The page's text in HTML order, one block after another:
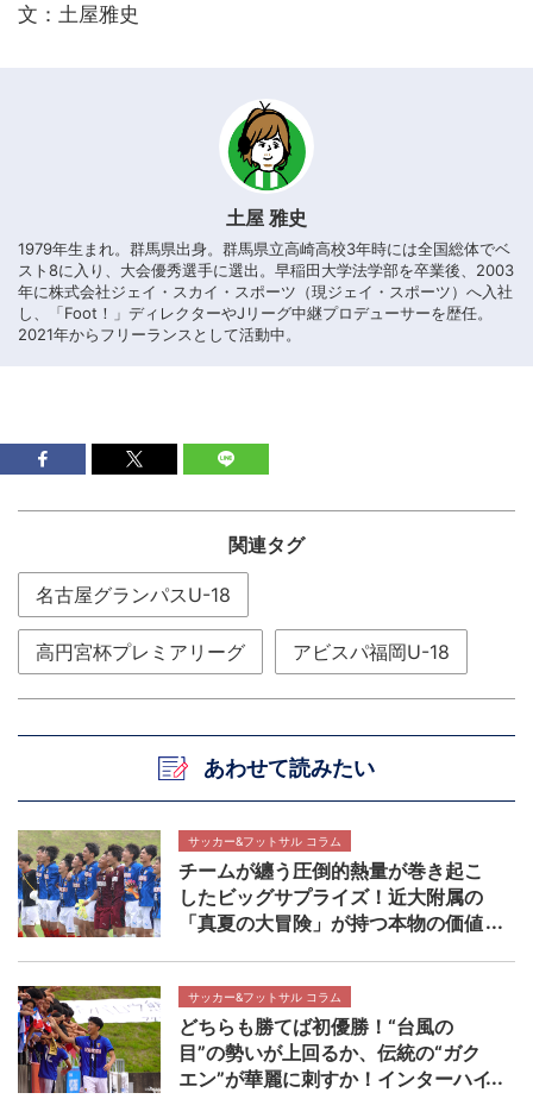
文：土屋雅史
土屋 雅史
1979年生まれ。群馬県出身。群馬県立高崎高校3年時には全国総体でベ
スト8に入り、大会優秀選手に選出。早稲田大学法学部を卒業後、2003
年に株式会社ジェイ・スカイ・スポーツ（現ジェイ・スポーツ）へ入社
し、「Foot！」ディレクターやJリーグ中継プロデューサーを歴任。
2021年からフリーランスとして活動中。
関連タグ
名古屋グランパスU-18
高円宮杯プレミアリーグ アビスパ福岡U-18
あわせて読みたい
サッカー&フットサル コラム
チームが纏う圧倒的熱量が巻き起こ
したビッグサプライズ！近大附属の
「真夏の大冒険」が持つ本物の価値
サッカー&フットサル コラム
どちらも勝てば初優勝！“台風の
目”の勢いが上回るか、伝統の“ガク
エン”が華麗に刺すか！インターハイ